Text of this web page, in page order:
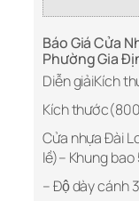
Báo Giá Cửa
Phường Gia
Diễn giảiKích
Kích
Cửa nhựa Đài
lề)– Khung bao
– Độ dày cánh